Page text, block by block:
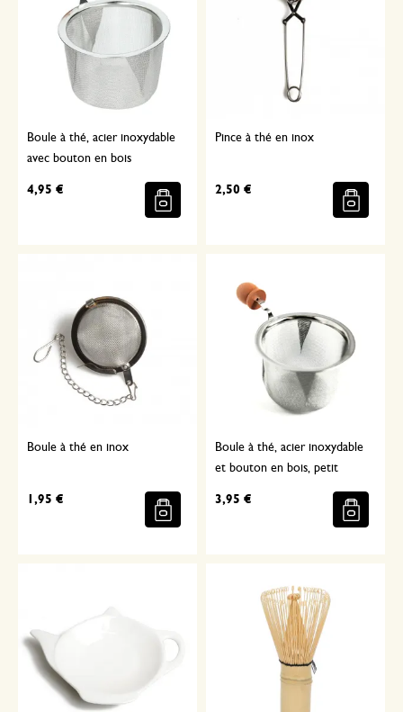
Boule à thé, acier inoxydable
avec bouton en bois
4,95 €
Pince à thé en inox
2,50 €
Boule à thé en inox
1,95 €
Boule à thé, acier inoxydable
et bouton en bois, petit
3,95 €